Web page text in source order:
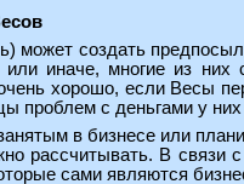
может создать
иначе, многие из
хорошо, если Весы
с деньгами у них
в бизнесе или
рассчитывать. В связи
сами являются